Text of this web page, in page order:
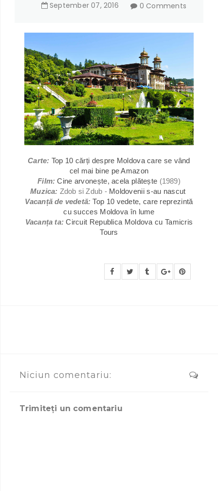
September 07,2016 0 Comments
Carte: Top 10 cărți despre Moldova care se vând
cel mai bine pe Amazon
Film:Cine arvonește, acela plătește (1989)
Muzica: Zdob si Zdub - Moldovenii s-au nascut
Vacanță de vedetă:Top 10 vedete, care reprezintă
cu succes Moldova în lume
Vacanța ta: Circuit Republica Moldova cu Tamicris
Tours
Niciun comentariu:
Trimiteți un comentariu